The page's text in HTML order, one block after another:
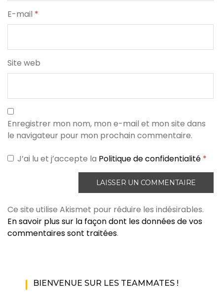
E-mail *
Site web
Enregistrer mon nom, mon e-mail et mon site dans
le navigateur pour mon prochain commentaire.
J’ai lu et j’accepte la Politique de confidentialité *
Ce site utilise Akismet pour réduire les indésirables.
En savoir plus sur la façon dont les données de vos
commentaires sont traitées.
BIENVENUE SUR LES TEAMMATES !